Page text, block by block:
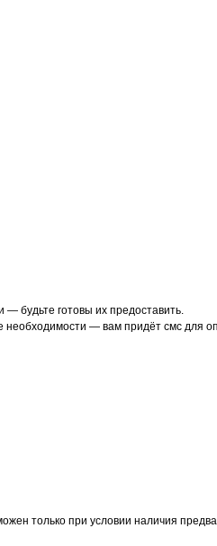
будьте готовы их предоставить.
необходимости — вам придёт смс для
только при условии наличия